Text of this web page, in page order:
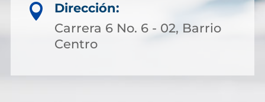

Dirección:
Carrera 6 No. 6 - 02, Barrio
Centro